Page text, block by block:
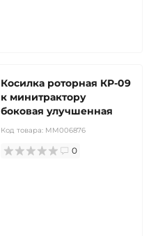
Косилка роторная КР-09
к минитрактору
боковая улучшенная
Код товара: MM006876
0